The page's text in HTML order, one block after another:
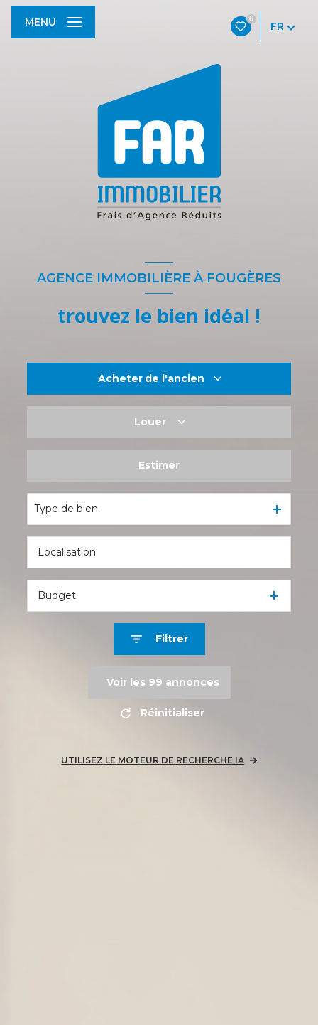
0
FR
MENU
AGENCE IMMOBILIÈRE À FOUGÈRES
trouvez le bien idéal !
Acheter de l'ancien
Louer
Estimer
Type de bien
Budget
Filtrer
Voir les 99 annonces
Réinitialiser
UTILISEZ LE MOTEUR DE RECHERCHE IA